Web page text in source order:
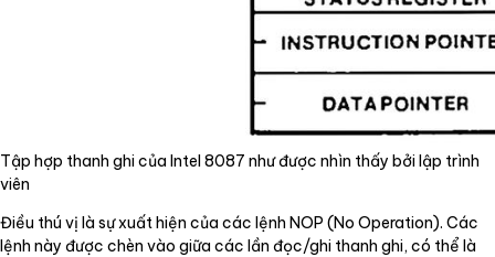
Tập hợp thanh ghi của Intel 8087 như được nhìn thấy bởi lập trình
viên
Điều thú vị là sự xuất hiện của các lệnh NOP (No Operation). Các
lệnh này được chèn vào giữa các lần đọc/ghi thanh ghi, có thể là